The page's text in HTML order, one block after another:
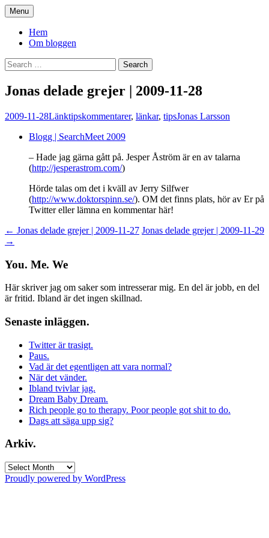
Skip
to
content
You. Me. We.
Menu
Hem
Om bloggen
Search
for:
Jonas delade grejer | 2009-11-28
2009-11-28Länktipskommentarer, länkar, tipsJonas Larsson
Blogg | SearchMeet 2009
– Hade jag gärna gått på. Jesper Åström är en av talarna
(http://jesperastrom.com/)
Hörde talas om det i kväll av Jerry Silfwer
(http://www.doktorspinn.se/). OM det finns plats, hör av Er på
Twitter eller lämna en kommentar här!
Post
navigation
← Jonas delade grejer | 2009-11-27 Jonas delade grejer | 2009-11-29
→
You. Me. We
Här skriver jag om saker som intresserar mig. En del är jobb, en del
är fritid. Ibland är det ingen skillnad.
Senaste inläggen.
Twitter är trasigt.
Paus.
Vad är det egentligen att vara normal?
När det vänder.
Ibland tvivlar jag.
Dream Baby Dream.
Rich people go to therapy. Poor people got shit to do.
Dags att säga upp sig?
Arkiv.
Arkiv.
Proudly powered by WordPress